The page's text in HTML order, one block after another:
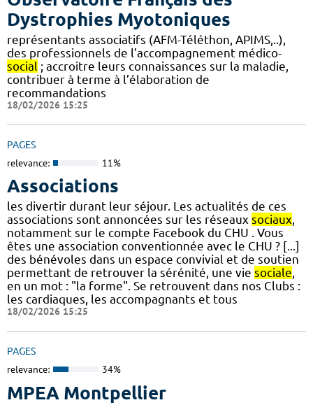
Dystrophies Myotoniques
représentants associatifs (AFM-Téléthon, APIMS,..),
des professionnels de l’accompagnement médico-
social ; accroitre leurs connaissances sur la maladie,
contribuer à terme à l’élaboration de
recommandations
18/02/2026 15:25
PAGES
relevance: 11%
Associations
les divertir durant leur séjour. Les actualités de ces
associations sont annoncées sur les réseaux sociaux,
notamment sur le compte Facebook du CHU . Vous
êtes une association conventionnée avec le CHU ? [...]
des bénévoles dans un espace convivial et de soutien
permettant de retrouver la sérénité, une vie sociale,
en un mot : "la forme". Se retrouvent dans nos Clubs :
les cardiaques, les accompagnants et tous
18/02/2026 15:25
PAGES
relevance: 34%
MPEA Montpellier